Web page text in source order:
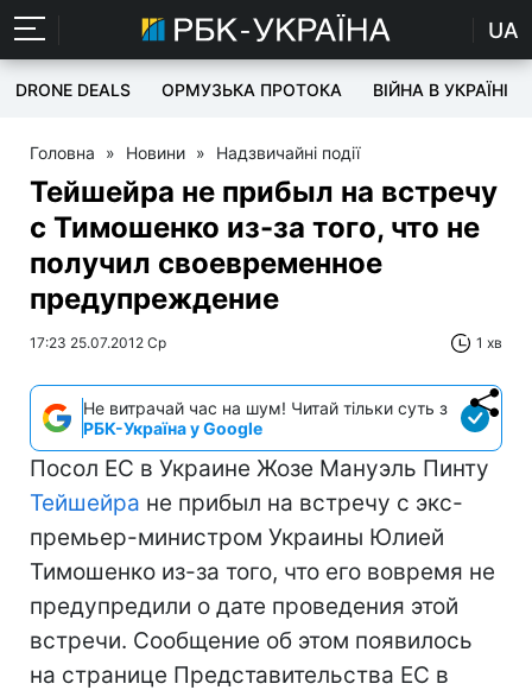
UA
DRONE DEALS ОРМУЗЬКА ПРОТОКА ВІЙНА В УКРАЇНІ
Головна » Новини » Надзвичайні події
Тейшейра не прибыл на встречу
с Тимошенко из-за того, что не
получил своевременное
предупреждение
17:23 25.07.2012 Ср 1 хв
Не витрачай час на шум! Читай тільки суть з
РБК-Україна у Google
Посол ЕС в Украине Жозе Мануэль Пинту
Тейшейра не прибыл на встречу с экс-
премьер-министром Украины Юлией
Тимошенко из-за того, что его вовремя не
предупредили о дате проведения этой
встречи. Сообщение об этом появилось
на странице Представительства ЕС в